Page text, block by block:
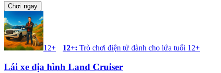
Chơi ngay
12+ 12+: Trò chơi điện tử dành cho lứa tuổi 12+
Lái xe địa hình Land Cruiser